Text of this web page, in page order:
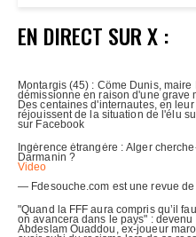
EN DIRECT SUR X :